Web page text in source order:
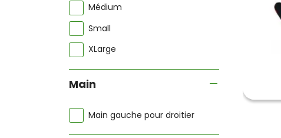
Médium
Small
XLarge
Main
Main gauche pour droitier